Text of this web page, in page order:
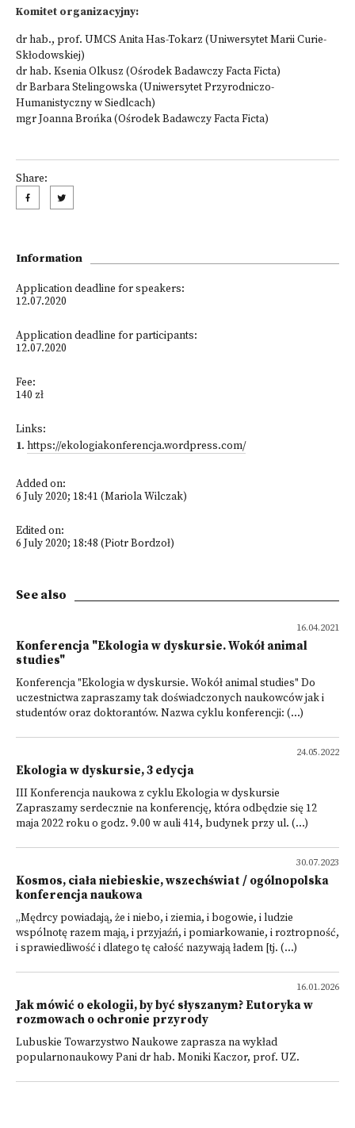
Komitet organizacyjny:
dr hab., prof. UMCS Anita Has-Tokarz (Uniwersytet Marii Curie-
Skłodowskiej)
dr hab. Ksenia Olkusz (Ośrodek Badawczy Facta Ficta)
dr Barbara Stelingowska (Uniwersytet Przyrodniczo-
Humanistyczny w Siedlcach)
mgr Joanna Brońka (Ośrodek Badawczy Facta Ficta)
Share:
Information
Application deadline for speakers:
12.07.2020
Application deadline for participants:
12.07.2020
Fee:
140 zł
Links:
1. https://ekologiakonferencja.wordpress.com/
Added on:
6 July 2020; 18:41 (Mariola Wilczak)
Edited on:
6 July 2020; 18:48 (Piotr Bordzoł)
See also
16.04.2021
Konferencja "Ekologia w dyskursie. Wokół animal
studies"
Konferencja "Ekologia w dyskursie. Wokół animal studies" Do
uczestnictwa zapraszamy tak doświadczonych naukowców jak i
studentów oraz doktorantów. Nazwa cyklu konferencji: (...)
24.05.2022
Ekologia w dyskursie, 3 edycja
III Konferencja naukowa z cyklu Ekologia w dyskursie
Zapraszamy serdecznie na konferencję, która odbędzie się 12
maja 2022 roku o godz. 9.00 w auli 414, budynek przy ul. (...)
30.07.2023
Kosmos, ciała niebieskie, wszechświat / ogólnopolska
konferencja naukowa
„Mędrcy powiadają, że i niebo, i ziemia, i bogowie, i ludzie
wspólnotę razem mają, i przyjaźń, i pomiarkowanie, i roztropność,
i sprawiedliwość i dlatego tę całość nazywają ładem [tj. (...)
16.01.2026
Jak mówić o ekologii, by być słyszanym? Eutoryka w
rozmowach o ochronie przyrody
Lubuskie Towarzystwo Naukowe zaprasza na wykład
popularnonaukowy Pani dr hab. Moniki Kaczor, prof. UZ.